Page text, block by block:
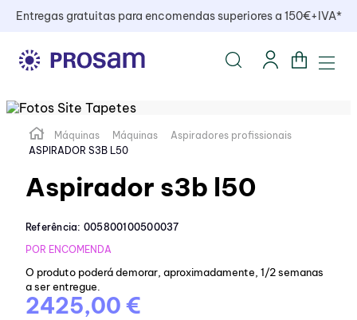
Entregas gratuitas para encomendas superiores a 150€+IVA*
Máquinas Máquinas
Aspiradores profissionais
ASPIRADOR S3B L50
Aspirador s3b l50
Referência: 005800100500037
POR ENCOMENDA
O produto poderá demorar, aproximadamente, 1/2 semanas
a ser entregue.
2425,00 €